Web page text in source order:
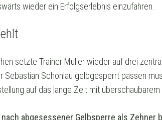
wieder ein Erfolgserlebnis einzufahren.
setzte Trainer Müller wieder auf drei
Sebastian Schonlau gelbgesperrt passen
auf das lange Zeit mit überschaubarem
abgesessener Gelbsperre als Zehner